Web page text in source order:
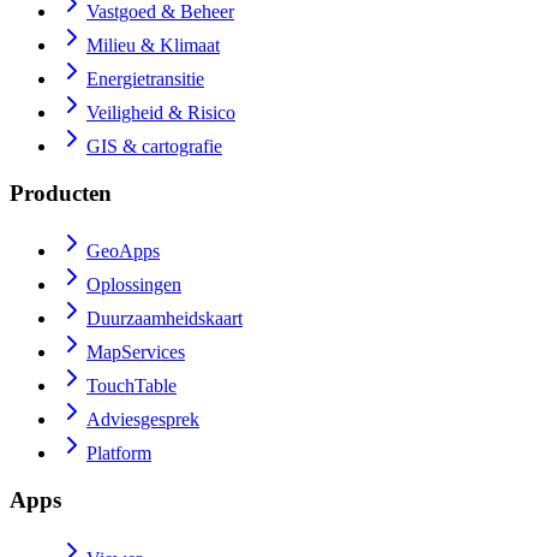
Vastgoed & Beheer
Milieu & Klimaat
Energietransitie
Veiligheid & Risico
GIS & cartografie
Producten
GeoApps
Oplossingen
Duurzaamheidskaart
MapServices
TouchTable
Adviesgesprek
Platform
Apps